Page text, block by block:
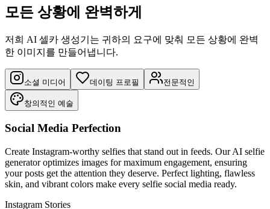
모든 상황에 완벽하게
저희 AI 셀카 생성기는 귀하의 요구에 맞춰 모든 상황에 완벽
한 이미지를 만들어냅니다.
소셜 미디어 데이팅 프로필 전문적인
창의적인 예술
Social Media Perfection
Create Instagram-worthy selfies that stand out in feeds. Our AI selfie
generator optimizes images for maximum engagement, ensuring
your posts get the attention they deserve. Perfect lighting, flawless
skin, and vibrant colors make every selfie social media ready.
Instagram Stories